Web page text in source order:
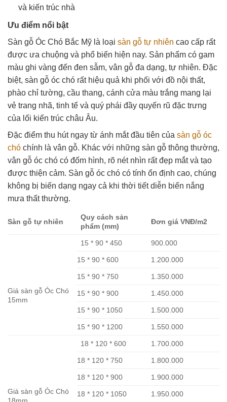
và kiến trúc nhà
Ưu điểm nổi bật
Sàn gỗ Óc Chó Bắc Mỹ là loại sàn gỗ tự nhiên cao cấp rất
được ưa chuộng và phổ biến hiện nay. Sản phẩm có gam
màu ghi vàng đến đen sẫm, vân gỗ đa dạng, tự nhiên. Đặc
biệt, sàn gỗ óc chó rất hiệu quả khi phối với đồ nội thất,
phào chỉ tường, cầu thang, cánh cửa màu trắng mang lại
vẻ trang nhã, tinh tế và quý phái đầy quyến rũ đặc trưng
của lối kiến trúc châu Âu.
Đặc điểm thu hút ngay từ ánh mắt đầu tiên của sàn gỗ óc
chó chính là vân gỗ. Khác với những sàn gỗ thông thường,
vân gỗ óc chó có đốm hình, rõ nét nhìn rất đẹp mắt và tạo
được thiện cảm. Sàn gỗ óc chó có tính ổn định cao, chúng
không bị biến dạng ngay cả khi thời tiết diễn biến nắng
mưa thất thường.
Sàn gỗ tự nhiên
Quy cách sản
phẩm (mm)
Đơn giá VNĐ/m2
Giá sàn gỗ Óc Chó
15mm
15 * 90 * 450 900.000
15 * 90 * 600 1.200.000
15 * 90 * 750 1.350.000
15 * 90 * 900 1.450.000
15 * 90 * 1050 1.500.000
15 * 90 * 1200 1.550.000
Giá sàn gỗ Óc Chó
18 * 120 * 600 1.700.000
18 * 120 * 750 1.800.000
18 * 120 * 900 1.900.000
18 * 120 * 1050 1.950.000